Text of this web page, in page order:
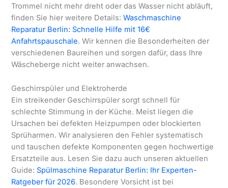
Trommel nicht mehr dreht oder das Wasser nicht abläuft,
finden Sie hier weitere Details:Waschmaschine
Reparatur Berlin: Schnelle Hilfe mit 16€
Anfahrtspauschale. Wir kennen die Besonderheiten der
verschiedenen Baureihen und sorgen dafür, dass Ihre
Wäscheberge nicht weiter anwachsen.
Geschirrspüler und Elektroherde
Ein streikender Geschirrspüler sorgt schnell für
schlechte Stimmung in der Küche. Meist liegen die
Ursachen bei defekten Heizpumpen oder blockierten
Sprüharmen. Wir analysieren den Fehler systematisch
und tauschen defekte Komponenten gegen hochwertige
Ersatzteile aus. Lesen Sie dazu auch unseren aktuellen
Guide: Spülmaschine Reparatur Berlin: Ihr Experten-
Ratgeber für 2026. Besondere Vorsicht ist bei